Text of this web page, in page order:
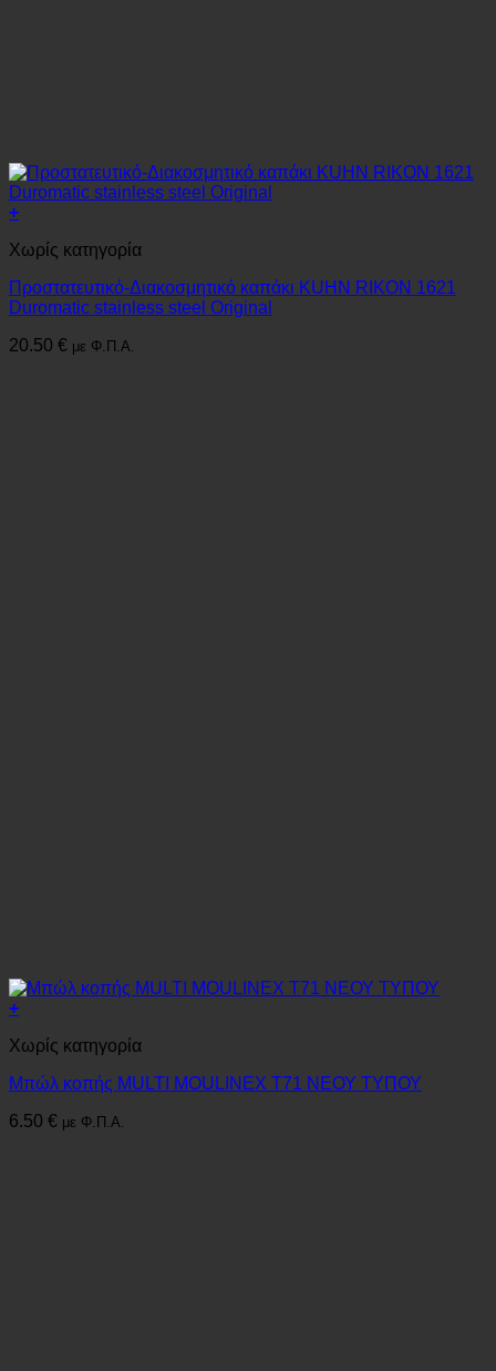
+
Χωρίς κατηγορία
Προστατευτικό-Διακοσμητικό καπάκι KUHN RIKON 1621
Duromatic stainless steel Original
20.50 € με Φ.Π.Α.
+
Χωρίς κατηγορία
Μπώλ κοπής MULTI MOULINEX Τ71 ΝΕΟΥ ΤΥΠΟΥ
6.50 € με Φ.Π.Α.